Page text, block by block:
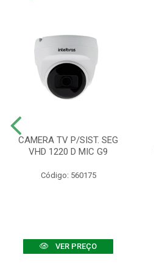
CAMERA TV P/SIST. SEG
VHD 1220 D MIC G9
Código: 560175
VER PREÇO